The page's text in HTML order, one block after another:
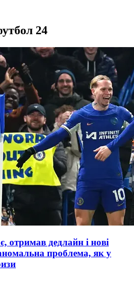
24
отримав дедлайн і нові
проблема, як у